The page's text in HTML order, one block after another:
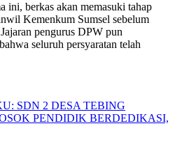
ini, berkas akan memasuki tahap
Kemenkum Sumsel sebelum
pengurus DPW pun
seluruh persyaratan telah
SDN 2 DESA TEBING
PENDIDIK BERDEDIKASI,